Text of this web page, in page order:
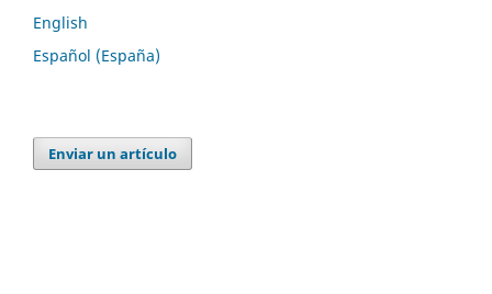
English
Español (España)
Enviar un artículo